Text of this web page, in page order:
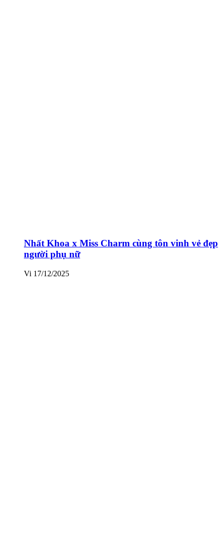
Nhất Khoa x Miss Charm cùng tôn vinh vẻ đẹp
người phụ nữ
Vi 17/12/2025